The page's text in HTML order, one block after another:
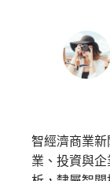
智經濟商業
業、投資與